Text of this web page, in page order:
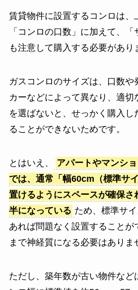
賃貸物件に設置するコンロは、
「コンロの口数」に加えて、
も注意して購入する必要があり
ガスコンロのサイズは、口数や
カーなどによって異なり、適切
を選ばないと、せっかく購入し
ることができないためです。
とはいえ、
アパートやマンシ
では、通常「幅60cm（標準サ
置けるようにスペースが確保さ
半になっている ため、標準サ
あれば問題なく設置することが
まで神経質になる必要はありま
ただし、築年数が古い物件など